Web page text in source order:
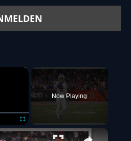
×
Fullscreen
Now Playing